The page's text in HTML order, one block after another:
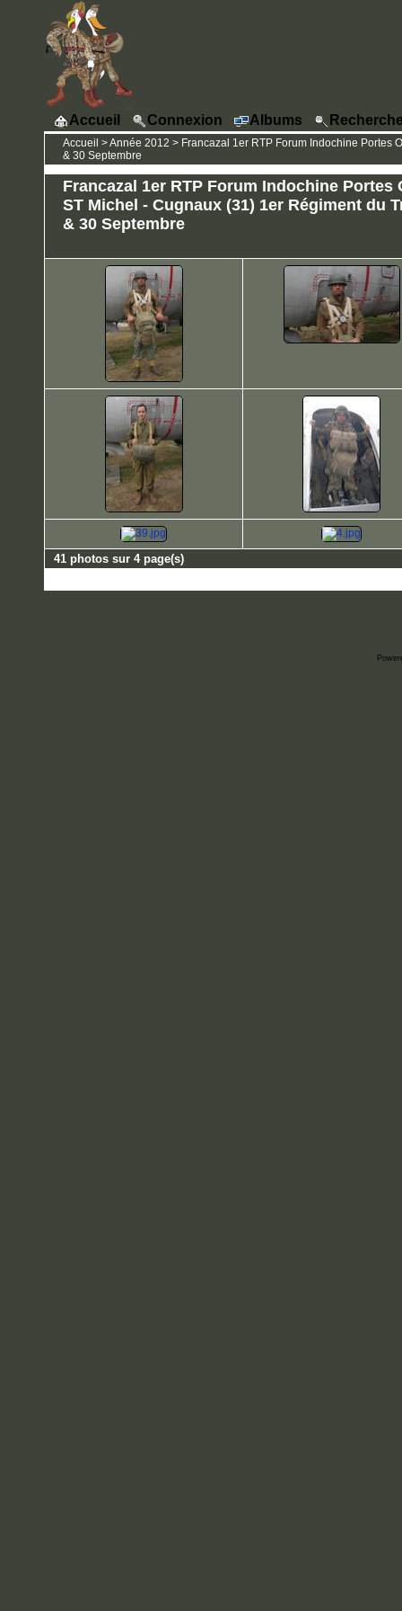
Accueil Connexion Albums
Accueil >Année 2012 > Francazal 1er RTP Forum Indochine Portes
& 30 Septembre
Francazal 1er RTP Forum Indochine Portes
ST Michel - Cugnaux (31) 1er Régiment du
& 30 Septembre
41 photos sur 4 page(s)